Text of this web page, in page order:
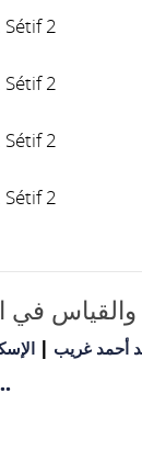
Sétif 2
Sétif 2
Sétif 2
Sétif 2
والقياس في
أحمد غريب |